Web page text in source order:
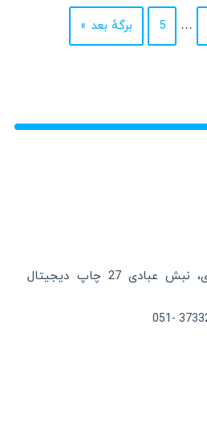
…
5 برگهٔ بعد »
مشهد، خیابان عبادی، نبش عبادی 27 چاپ دیجیتال